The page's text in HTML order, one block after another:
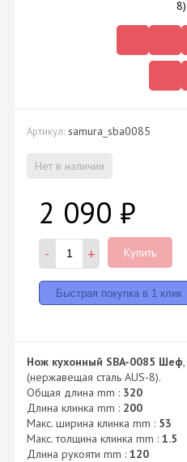
Артикул: samura_sba0085
Нет в наличии
2 090 ₽
- + Купить
Нож кухонный SBA-0085 Шеф
(нержавещая сталь AUS-8).
Общая длина mm : 320
Длина клинка mm : 200
Макс. ширина клинка mm : 53
Макс. толщина клинка mm : 1.5
Длина рукояти mm : 120